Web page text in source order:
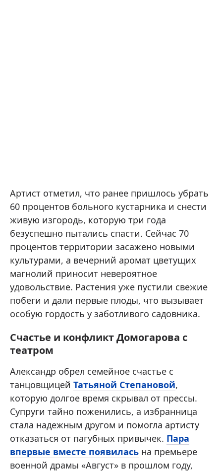
Артист отметил, что ранее пришлось убрать
60 процентов больного кустарника и снести
живую изгородь, которую три года
безуспешно пытались спасти. Сейчас 70
процентов территории засажено новыми
культурами, а вечерний аромат цветущих
магнолий приносит невероятное
удовольствие. Растения уже пустили свежие
побеги и дали первые плоды, что вызывает
особую гордость у заботливого садовника.
Счастье и конфликт Домогарова с
театром
Александр обрел семейное счастье с
танцовщицей Татьяной Степановой,
которую долгое время скрывал от прессы.
Супруги тайно поженились, а избранница
стала надежным другом и помогла артисту
отказаться от пагубных привычек. Пара
впервые вместе появилась на премьере
военной драмы «Август» в прошлом году,